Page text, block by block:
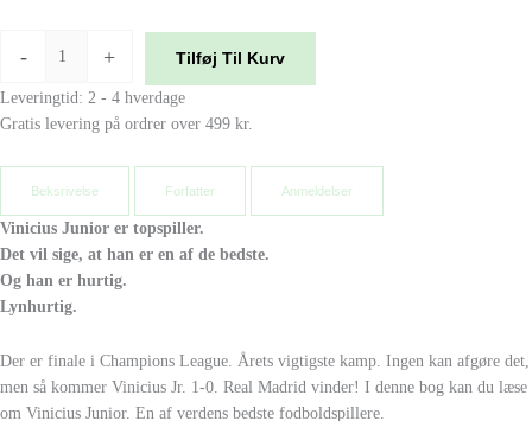
- + Tilføj Til Kurv
Leveringtid: 2 - 4 hverdage
Gratis levering på ordrer over 499 kr.
Beksrivelse Forfatter Anmeldelser
Vinicius Junior er topspiller.
Det vil sige, at han er en af de bedste.
Og han er hurtig.
Lynhurtig.
Der er finale i Champions League. Årets vigtigste kamp. Ingen kan afgøre det,
men så kommer Vinicius Jr. 1-0. Real Madrid vinder! I denne bog kan du læse
om Vinicius Junior. En af verdens bedste fodboldspillere.